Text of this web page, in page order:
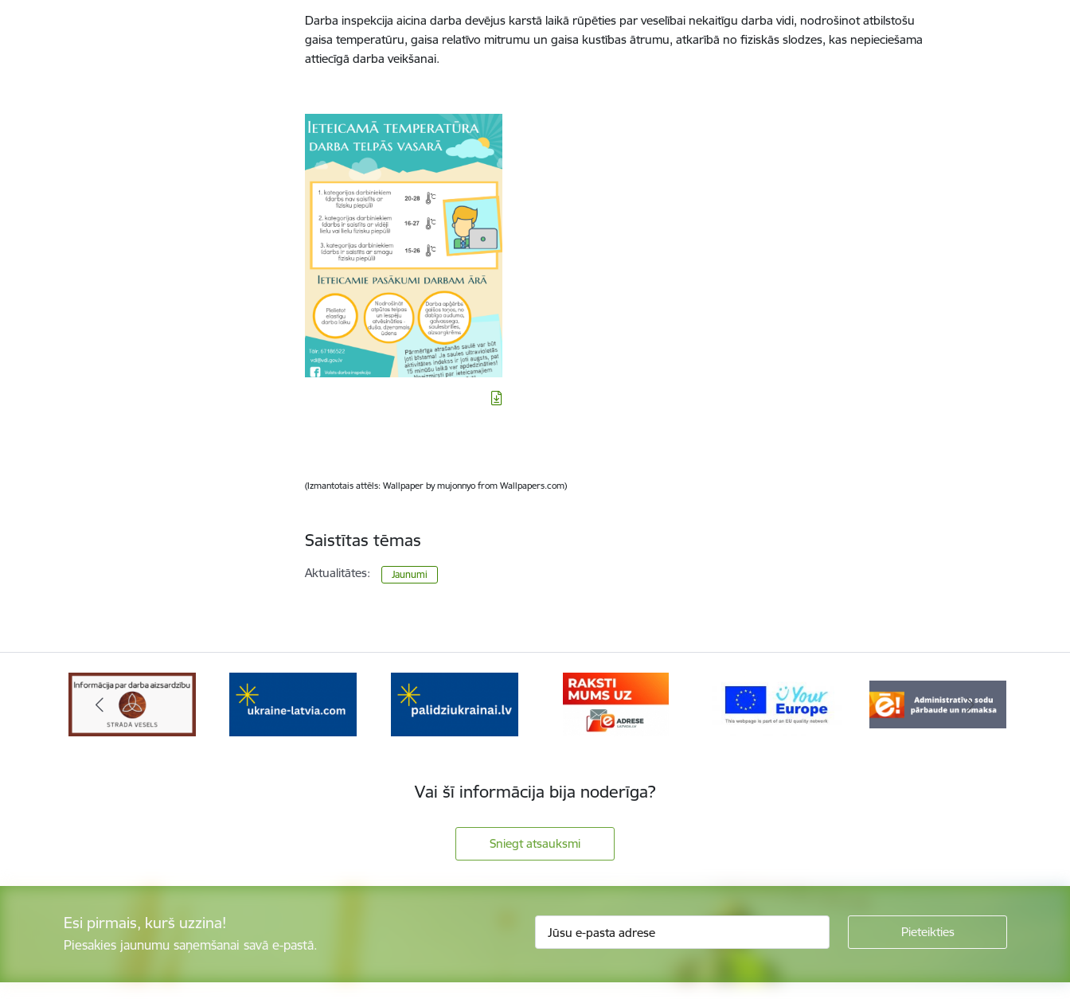
Darba inspekcija aicina darba devējus karstā laikā rūpēties par veselībai nekaitīgu darba vidi, nodrošinot atbilstošu
gaisa temperatūru, gaisa relatīvo mitrumu un gaisa kustības ātrumu, atkarībā no fiziskās slodzes, kas nepieciešama
attiecīgā darba veikšanai.
(Izmantotais attēls: Wallpaper by mujonnyo from Wallpapers.com)
Saistītas tēmas
Aktualitātes: Jaunumi
Vai šī informācija bija noderīga?
Sniegt atsauksmi
Esi pirmais, kurš uzzina!
Piesakies jaunumu saņemšanai savā e-pastā.